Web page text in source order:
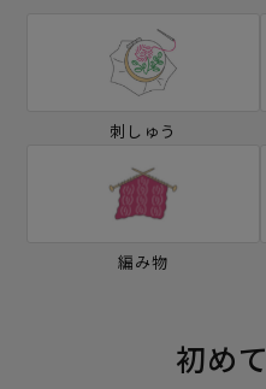
刺しゅう
編み物
初め